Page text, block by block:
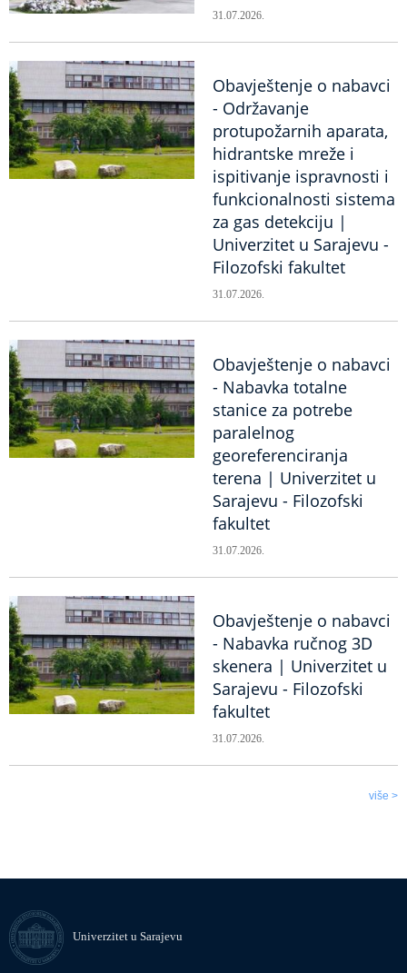
31.07.2026.
Obavještenje o nabavci
- Održavanje
protupožarnih aparata,
hidrantske mreže i
ispitivanje ispravnosti i
funkcionalnosti sistema
za gas detekciju |
Univerzitet u Sarajevu -
Filozofski fakultet
31.07.2026.
Obavještenje o nabavci
- Nabavka totalne
stanice za potrebe
paralelnog
georeferenciranja
terena | Univerzitet u
Sarajevu - Filozofski
fakultet
31.07.2026.
Obavještenje o nabavci
- Nabavka ručnog 3D
skenera | Univerzitet u
Sarajevu - Filozofski
fakultet
31.07.2026.
više >
Univerzitet u Sarajevu